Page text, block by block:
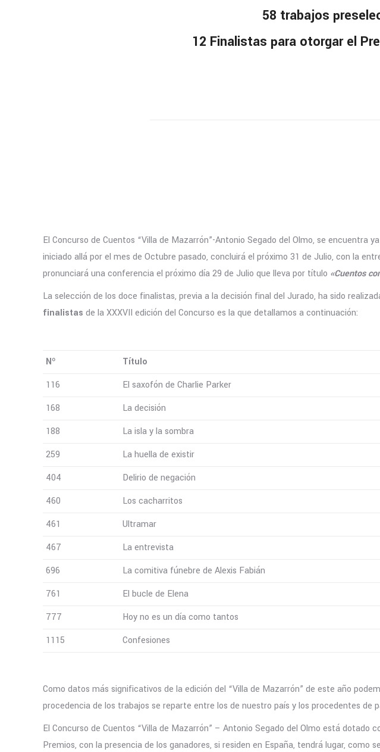
58 trabajos
12 Finalistas para otorgar el
El Concurso de Cuentos “Villa de Mazarrón”-Antonio Segado del Olmo, se
iniciado allá por el mes de Octubre pasado, concluirá el próximo 31 de Julio, con la
pronunciará una conferencia el próximo día 29 de Julio que lleva por título «Cuentos
La selección de los doce finalistas, previa a la decisión final del Jurado, ha sido
finalistas de la XXXVII edición del Concurso es la que detallamos a continuación:
Nº Título
116
El saxofón de Charlie Parker
168
La decisión
188
La isla y la sombra
259
La huella de existir
404
Delirio de negación
460
Los cacharritos
461
Ultramar
467
La entrevista
696
La comitiva fúnebre de Alexis Fabián
761
El bucle de Elena
777
Hoy no es un día como tantos
1115
Confesiones
Como datos más significativos de la edición del “Villa de Mazarrón” de este año
procedencia de los trabajos se reparte entre los de nuestro país y los procedentes
El Concurso de Cuentos “Villa de Mazarrón” – Antonio Segado del Olmo está
Premios, con la presencia de los ganadores, si residen en España, tendrá lugar,